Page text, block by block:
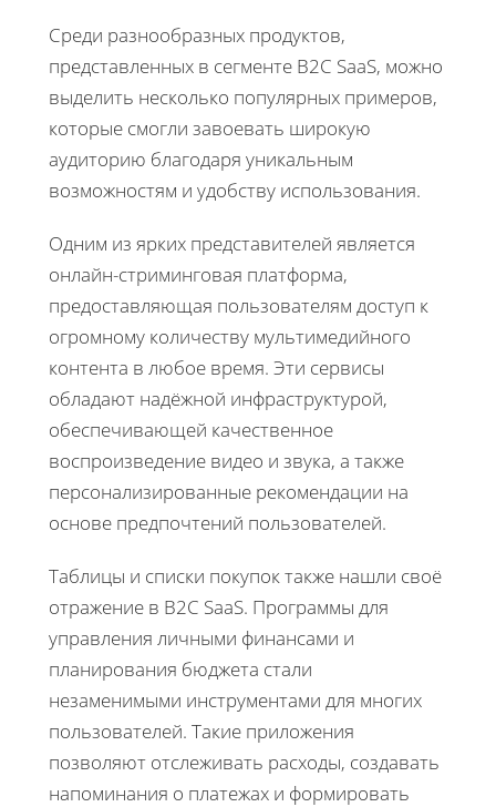
Среди разнообразных продуктов,
представленных в сегменте B2C SaaS, можно
выделить несколько популярных примеров,
которые смогли завоевать широкую
аудиторию благодаря уникальным
возможностям и удобству использования.
Одним из ярких представителей является
онлайн-стриминговая платформа,
предоставляющая пользователям доступ к
огромному количеству мультимедийного
контента в любое время. Эти сервисы
обладают надёжной инфраструктурой,
обеспечивающей качественное
воспроизведение видео и звука, а также
персонализированные рекомендации на
основе предпочтений пользователей.
Таблицы и списки покупок также нашли своё
отражение в B2C SaaS. Программы для
управления личными финансами и
планирования бюджета стали
незаменимыми инструментами для многих
пользователей. Такие приложения
позволяют отслеживать расходы, создавать
напоминания о платежах и формировать